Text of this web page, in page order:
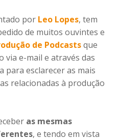
por Leo Lopes, tem
de muitos ouvintes e
de Podcastsque
via e-mail e através das
para esclarecer as mais
relacionadas à produção
as mesmas
, e tendo em vista